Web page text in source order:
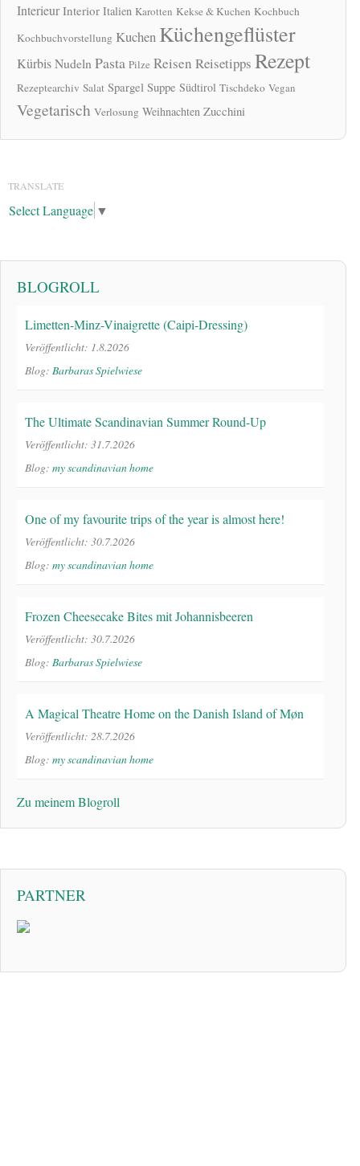
Interieur Interior Italien Karotten Kekse & Kuchen Kochbuch
Kochbuchvorstellung Kuchen Küchengeflüster
KürbisNudeln Pasta Pilze Reisen Reisetipps Rezept
Rezeptearchiv Salat Spargel Suppe Südtirol Tischdeko Vegan
Vegetarisch Verlosung Weihnachten Zucchini
TRANSLATE
Select Language ▼
BLOGROLL
Limetten-Minz-Vinaigrette (Caipi-Dressing)
Veröffentlicht: 1.8.2026
Blog: Barbaras Spielwiese
The Ultimate Scandinavian Summer Round-Up
Veröffentlicht: 31.7.2026
Blog: my scandinavian home
One of my favourite trips of the year is almost here!
Veröffentlicht: 30.7.2026
Blog: my scandinavian home
Frozen Cheesecake Bites mit Johannisbeeren
Veröffentlicht: 30.7.2026
Blog: Barbaras Spielwiese
A Magical Theatre Home on the Danish Island of Møn
Veröffentlicht: 28.7.2026
Blog: my scandinavian home
Zu meinem Blogroll
PARTNER